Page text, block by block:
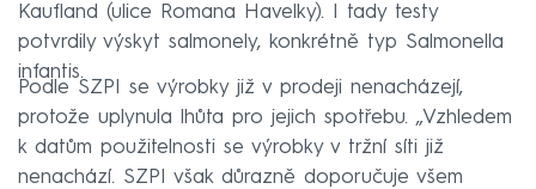
Kaufland (ulice Romana Havelky). I tady testy
potvrdily výskyt salmonely, konkrétně typ Salmonella
infantis.
Podle SZPI se výrobky již v prodeji nenacházejí,
protože uplynula lhůta pro jejich spotřebu. „Vzhledem
k datům použitelnosti se výrobky v tržní síti již
nenachází. SZPI však důrazně doporučuje všem